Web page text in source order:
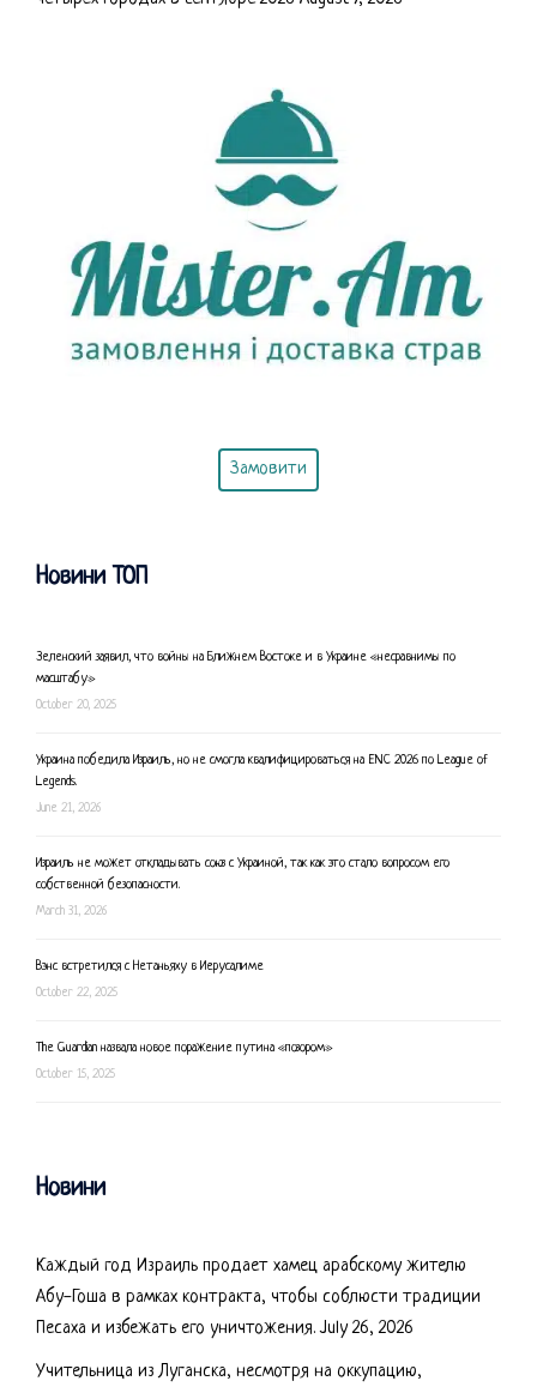
Замовити
Новини ТОП
Зеленский заявил, что войны на Ближнем Востоке и в Украине «несравнимы по
масштабу»
October 20, 2025
Украина победила Израиль, но не смогла квалифицироваться на ENC 2026 по League of
Legends.
June 21, 2026
Израиль не может откладывать союз с Украиной, так как это стало вопросом его
собственной безопасности.
March 31, 2026
Вэнс встретился с Нетаньяху в Иерусалиме
October 22, 2025
The Guardian назвала новое поражение путина «позором»
October 15, 2025
Новини
Каждый год Израиль продает хамец арабскому жителю
Абу-Гоша в рамках контракта, чтобы соблюсти традиции
Песаха и избежать его уничтожения. July 26, 2026
Учительница из Луганска, несмотря на оккупацию,